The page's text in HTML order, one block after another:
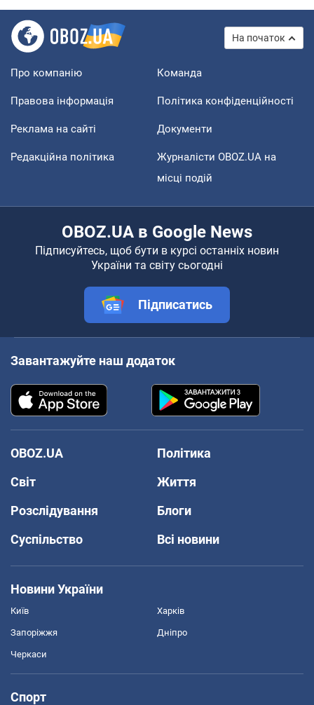
На початок
Про компанію Команда
Правова інформація Політика конфіденційності
Реклама на сайті Документи
Редакційна політика
Журналісти OBOZ.UA на
місці подій
OBOZ.UA в Google News
Підписуйтесь, щоб бути в курсі останніх новин
України та світу сьогодні
Підписатись
Завантажуйте наш додаток
OBOZ.UA
Політика
Світ
Життя
Розслідування
Блоги
Суспільство
Всі новини
Новини України
Київ Харків
Запоріжжя Дніпро
Черкаси
Спорт